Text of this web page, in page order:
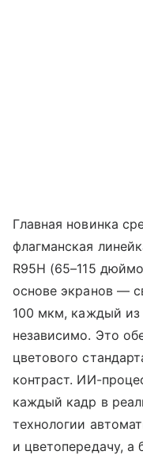
Главная новинка
флагманская
R95H (65–115
основе экранов —
100 мкм, каждый из
независимо. Это
цветового
контраст. ИИ-
каждый кадр в
технологии
и цветопередачу, а